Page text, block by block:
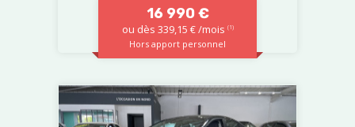
16 990 €
ou dès 339,15 € /mois (1)
Hors apport personnel